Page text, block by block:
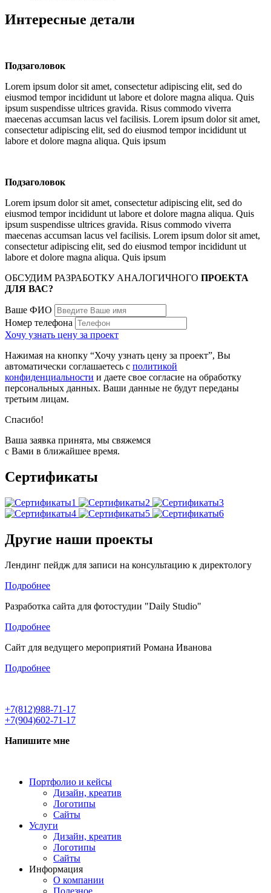
Интересные детали
Подзаголовок
Lorem ipsum dolor sit amet, consectetur adipiscing elit, sed do
eiusmod tempor incididunt ut labore et dolore magna aliqua. Quis
ipsum suspendisse ultrices gravida. Risus commodo viverra
maecenas accumsan lacus vel facilisis. Lorem ipsum dolor sit amet,
consectetur adipiscing elit, sed do eiusmod tempor incididunt ut
labore et dolore magna aliqua. Quis ipsum
Подзаголовок
Lorem ipsum dolor sit amet, consectetur adipiscing elit, sed do
eiusmod tempor incididunt ut labore et dolore magna aliqua. Quis
ipsum suspendisse ultrices gravida. Risus commodo viverra
maecenas accumsan lacus vel facilisis. Lorem ipsum dolor sit amet,
consectetur adipiscing elit, sed do eiusmod tempor incididunt ut
labore et dolore magna aliqua. Quis ipsum
ОБСУДИМ РАЗРАБОТКУ АНАЛОГИЧНОГО ПРОЕКТА
ДЛЯ ВАС?
Ваше ФИО
Номер телефона
Хочу узнать цену за проект
Нажимая на кнопку “Хочу узнать цену за проект”, Вы
автоматически соглашаетесь с политикой
конфиденциальности и даете свое согласие на обработку
персональных данных. Ваши данные не будут переданы
третьим лицам.
Спасибо!
Ваша заявка принята, мы свяжемся
с Вами в ближайшее время.
Сертификаты
Другие наши проекты
Лендинг пейдж для записи на консультацию к директологу
Подробнее
Разработка сайта для фотостудии "Daily Studio"
Подробнее
Сайт для ведущего мероприятий Романа Иванова
Подробнее
+7(812)988-71-17
+7(904)602-71-17
Напишите мне
Портфолио и кейсы
Дизайн, креатив
Логотипы
Сайты
Услуги
Дизайн, креатив
Логотипы
Сайты
Информация
О компании
Полезное